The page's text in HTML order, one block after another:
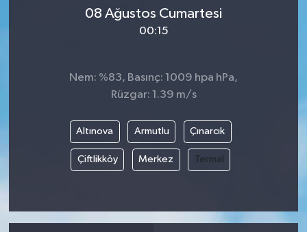
08 Ağustos Cumartesi
00:15
Nem: %83, Basınç: 1009 hpa hPa,
Rüzgar: 1.39 m/s
Altınova Armutlu Çınarcık
Çiftlikköy Merkez Termal